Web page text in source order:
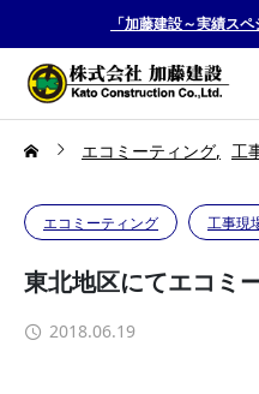
「加藤建設～実績ス
エコミーティング 工
エコミーティング 工事現
東北地区にてエコミ
2018.06.19